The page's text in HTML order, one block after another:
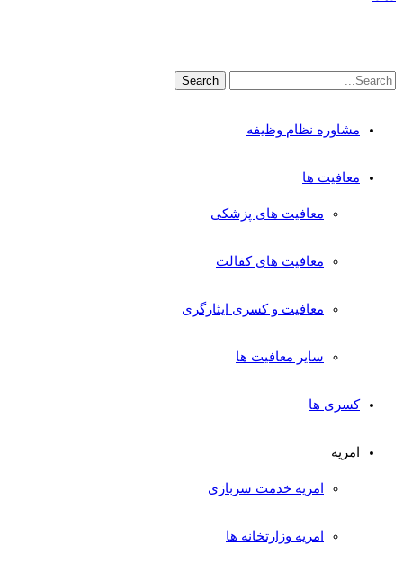
مشاوره نظام وظیفه
معافیت ها
معافیت های پزشکی
معافیت های کفالت
معافیت و کسری ایثارگری
سایر معافیت ها
کسری ها
امریه
امریه خدمت سربازی
امریه وزارتخانه ها